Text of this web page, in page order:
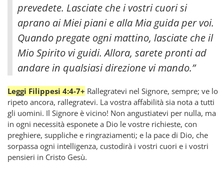
prevedete. Lasciate che i vostri cuori si
aprano ai Miei piani e alla Mia guida per voi.
Quando pregate ogni mattino, lasciate che il
Mio Spirito vi guidi. Allora, sarete pronti ad
andare in qualsiasi direzione vi mando.”
Leggi Filippesi 4:4-7+ Rallegratevi nel Signore, sempre; ve lo
ripeto ancora, rallegratevi. La vostra affabilità sia nota a tutti
gli uomini. Il Signore è vicino! Non angustiatevi per nulla, ma
in ogni necessità esponete a Dio le vostre richieste, con
preghiere, suppliche e ringraziamenti; e la pace di Dio, che
sorpassa ogni intelligenza, custodirà i vostri cuori e i vostri
pensieri in Cristo Gesù.